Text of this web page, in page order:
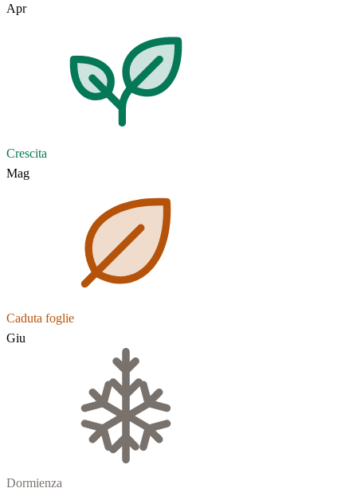
Apr
Crescita
Mag
Caduta foglie
Giu
Dormienza